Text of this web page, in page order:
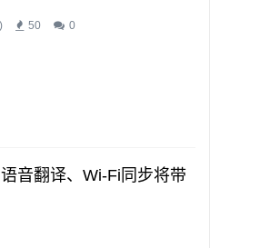
50 0
音翻译、Wi-Fi同步将带